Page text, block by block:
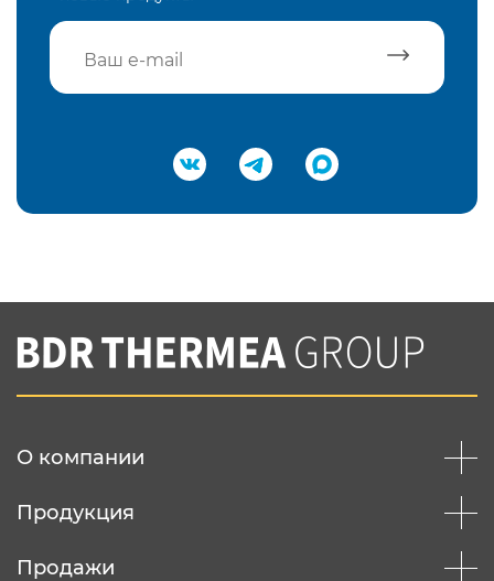
Подтвердить e-mail
Вы соглашаетесь с нашей политикой
конфеденциальности
О компании
Продукция
Продажи